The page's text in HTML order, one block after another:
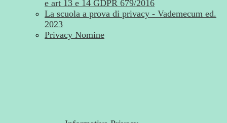
e art 13 e 14 GDPR 679/2016
La scuola a prova di privacy - Vademecum ed.
2023
Privacy Nomine